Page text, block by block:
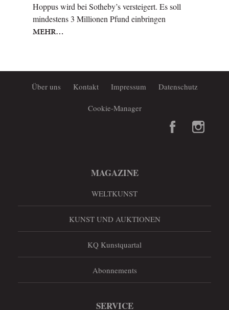
Hoppus wird bei Sotheby’s versteigert. Es soll
mindestens 3 Millionen Pfund einbringen
MEHR…
Über uns Kontakt Impressum Datenschutz
Cookie-Manager
MAGAZINE
WELTKUNST
KUNST UND AUKTIONEN
KQ Kunstquartal
Abonnements
SERVICE